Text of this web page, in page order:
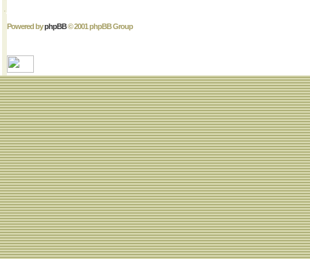
Powered byphpBB© 2001 phpBB Group